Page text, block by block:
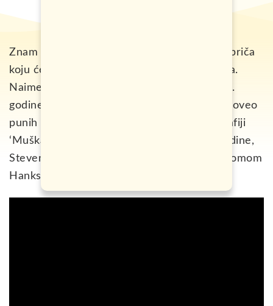
Znam da naslov možda zvuči nestvarno, ali priča
koju ćete upravo pročitati potpuno je istinita.
Naime, Mehran Karimi Nasseri, rođen 1942.
godine u Iranu, na aerodromu u Parizu je proveo
punih 18 godina. Prema njegovoj autobiografiji
‘Muškarac s terminala’ objavljenoj 2004. godine,
Steven Spielberg snimio je film Terminal s Tomom
Hanksom u glavnoj ulozi.